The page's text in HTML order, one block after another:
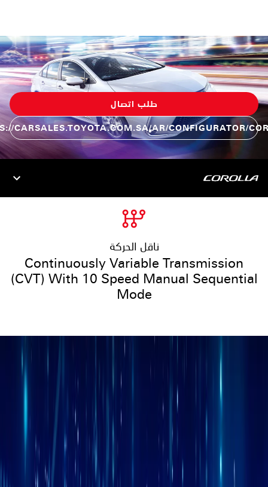
طلب اتصال
CARSALES.TOYOTA.COM.SA/AR/CONFIGURATOR/
ناقل الحركة
Continuously Variable Transmission
(CVT) With 10 Speed Manual Sequential
Mode